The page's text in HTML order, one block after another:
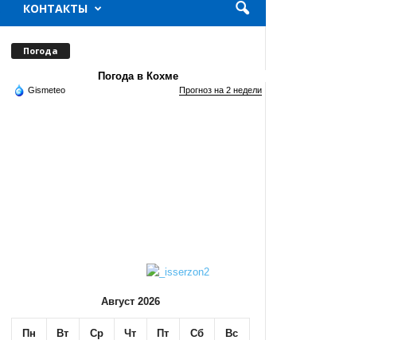
КОНТАКТЫ
Погода
Погода в Кохме
Gismeteo Прогноз на 2 недели
Август 2026
Пн Вт Ср Чт Пт Сб Вс